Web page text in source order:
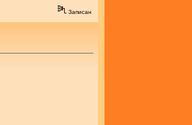
Записан